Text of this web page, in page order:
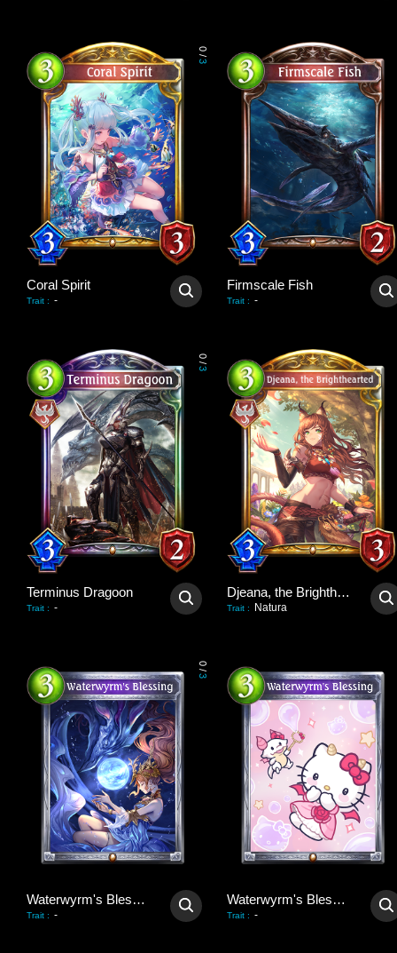
0
/
3
Coral Spirit
Trait : -
Firmscale Fish
Trait : -
0
/
3
Terminus Dragoon
Trait : -
Djeana, the Brighthearted
Trait : Natura
0
/
3
Waterwyrm's Blessing
Trait : -
Waterwyrm's Blessing
Trait : -